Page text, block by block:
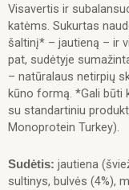
konservuotas
pašaras
stertilizuotoms
katėms
su
jautiena
85g
Visavertis ir
katėms. Sukurtas
šaltinį* – jautieną – ir
pat, sudėtyje
– natūralaus netirpių
kūno formą. *Gali būti
su standartiniu
Monoprotein Turkey).
Sudėtis: jautiena
sultinys, bulvės (4%),